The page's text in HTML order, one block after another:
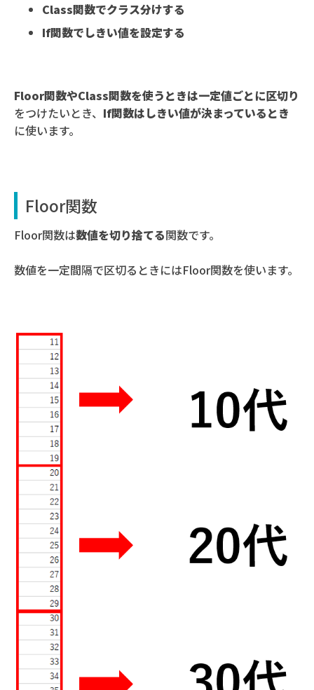
Class関数でクラス分けする
If関数でしきい値を設定する
Floor関数やClass関数を使うときは一定値ごとに区切り
をつけたいとき、 If関数はしきい値が決まっているとき
に使います。
Floor関数
Floor関数は数値を切り捨てる関数です。
数値を一定間隔で区切るときにはFloor関数を使います。